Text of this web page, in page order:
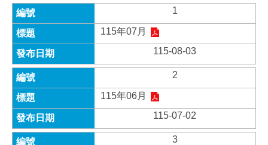
1
115年07月
115-08-03
2
115年06月
115-07-02
3